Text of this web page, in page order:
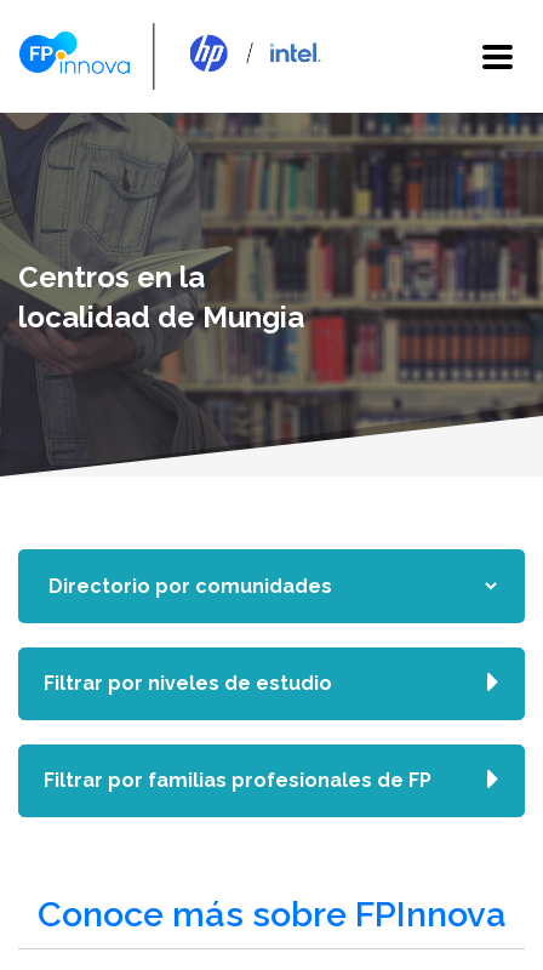
Centros en la
localidad de Mungia
Conoce más sobre FPInnova
Filtrar por niveles de estudio
Filtrar por familias profesionales de FP